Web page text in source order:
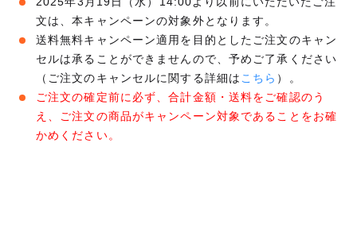
文は、本キャンペーンの対象外となります。
送料無料キャンペーン適用を目的としたご注文のキャン
セルは承ることができませんので、予めご了承ください
（ご注文のキャンセルに関する詳細は こちら ）。
ご注文の確定前に必ず、合計金額・送料をご確認のう
え、ご注文の商品がキャンペーン対象であることをお確
かめください。